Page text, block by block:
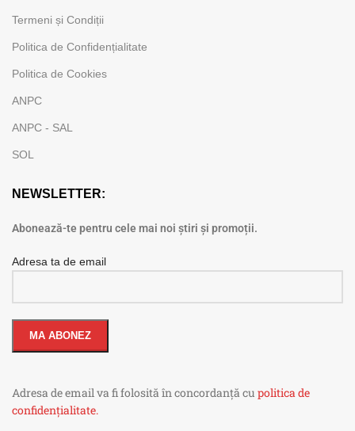
Termeni și Condiții
Politica de Confidențialitate
Politica de Cookies
ANPC
ANPC - SAL
SOL
NEWSLETTER:
Abonează-te pentru cele mai noi știri și promoții.
Adresa ta de email
Adresa de email va fi folosită în concordanță cu politica de
confidențialitate.